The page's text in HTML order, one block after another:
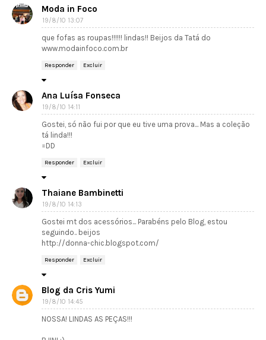
Moda in Foco
19/8/10 13:07
que fofas as roupas!!!!!! lindas!! Beijos da Tatá do
www.modainfoco.com.br
Responder Excluir
Ana Luísa Fonseca
19/8/10 14:11
Gostei, só não fui por que eu tive uma prova... Mas a coleção
tá linda!!!
=DD
Responder Excluir
Thaiane Bambinetti
19/8/10 14:13
Gostei mt dos acessórios... Parabéns pelo Blog, estou
seguindo.. beijos
http://donna-chic.blogspot.com/
Responder Excluir
Blog da Cris Yumi
19/8/10 14:45
NOSSA! LINDAS AS PEÇAS!!!